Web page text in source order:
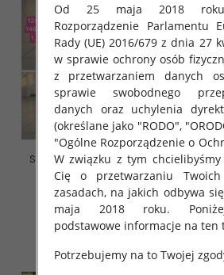
Spodnie dziewczęce Roz 128-
164, 1 kolor Paczka 7 szt
34.00 zł
szczegóły
Od 25 maja 2018 roku
Rozporządzenie Parlamentu
Rady (UE) 2016/679 z dnia 27
w sprawie ochrony osób
z przetwarzaniem danych
sprawie swobodnego
danych oraz uchylenia
(określane jako "RODO",
"Ogólne Rozporządzenie o
W związku z tym
Cię o przetwarzaniu
zasadach, na jakich odbywa
maja 2018 roku.
podstawowe informacje na ten
Potrzebujemy na to Twojej